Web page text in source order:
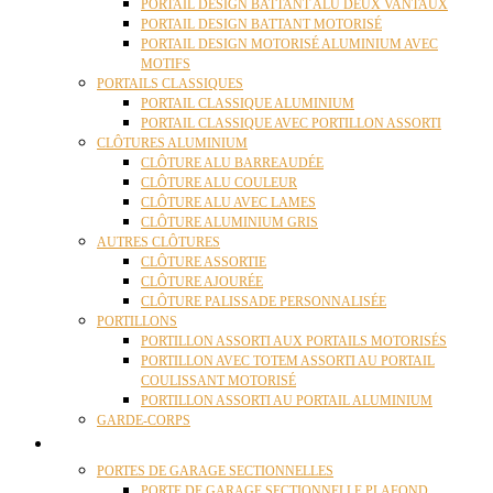
PORTAIL DESIGN BATTANT ALU DEUX VANTAUX
PORTAIL DESIGN BATTANT MOTORISÉ
PORTAIL DESIGN MOTORISÉ ALUMINIUM AVEC
MOTIFS
PORTAILS CLASSIQUES
PORTAIL CLASSIQUE ALUMINIUM
PORTAIL CLASSIQUE AVEC PORTILLON ASSORTI
CLÔTURES ALUMINIUM
CLÔTURE ALU BARREAUDÉE
CLÔTURE ALU COULEUR
CLÔTURE ALU AVEC LAMES
CLÔTURE ALUMINIUM GRIS
AUTRES CLÔTURES
CLÔTURE ASSORTIE
CLÔTURE AJOURÉE
CLÔTURE PALISSADE PERSONNALISÉE
PORTILLONS
PORTILLON ASSORTI AUX PORTAILS MOTORISÉS
PORTILLON AVEC TOTEM ASSORTI AU PORTAIL
COULISSANT MOTORISÉ
PORTILLON ASSORTI AU PORTAIL ALUMINIUM
GARDE-CORPS
PORTES DE GARAGE SECTIONNELLES